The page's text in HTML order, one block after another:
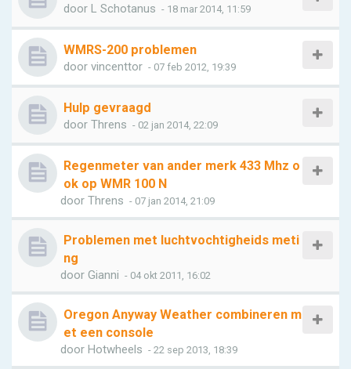
door L Schotanus - 18 mar 2014, 11:59
WMRS-200 problemen
door vincenttor - 07 feb 2012, 19:39
Hulp gevraagd
door Threns - 02 jan 2014, 22:09
Regenmeter van ander merk 433 Mhz o
ok op WMR 100 N
door Threns - 07 jan 2014, 21:09
Problemen met luchtvochtigheids meti
ng
door Gianni - 04 okt 2011, 16:02
Oregon Anyway Weather combineren m
et een console
door Hotwheels - 22 sep 2013, 18:39